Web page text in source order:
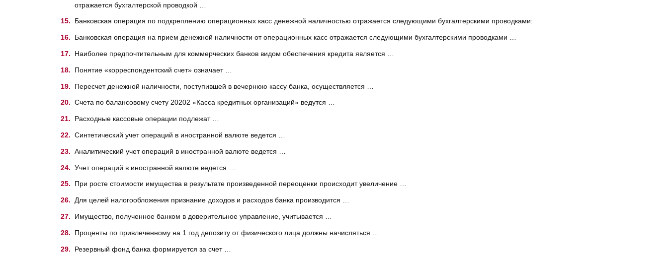
отражается бухгалтерской проводкой …
Банковская операция по подкреплению операционных касс денежной наличностью отражается следующими бухгалтерскими проводками:
Банковская операция на прием денежной наличности от операционных касс отражается следующими бухгалтерскими проводками …
Наиболее предпочтительным для коммерческих банков видом обеспечения кредита является …
Понятие «корреспондентский счет» означает …
Пересчет денежной наличности, поступившей в вечернюю кассу банка, осуществляется …
Счета по балансовому счету 20202 «Касса кредитных организаций» ведутся …
Расходные кассовые операции подлежат …
Синтетический учет операций в иностранной валюте ведется …
Аналитический учет операций в иностранной валюте ведется …
Учет операций в иностранной валюте ведется …
При росте стоимости имущества в результате произведенной переоценки происходит увеличение …
Для целей налогообложения признание доходов и расходов банка производится …
Имущество, полученное банком в доверительное управление, учитывается …
Проценты по привлеченному на 1 год депозиту от физического лица должны начисляться …
Резервный фонд банка формируется за счет …